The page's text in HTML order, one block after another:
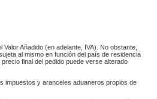
Añadido (en adelante, IVA). No obstante,
al mismo en función del país de residencia
final del pedido puede verse alterado
impuestos y aranceles aduaneros propios de